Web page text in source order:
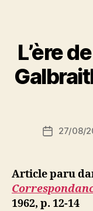
L’ère
Date27/08/
Article paru
1962, p. 12-14